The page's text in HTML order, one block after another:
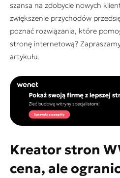
szansa na zdobycie nowych
zwiększenie przychodów
poznać rozwiązania, które
stronę internetową?
artykułu.
Kreator stron
cena, ale